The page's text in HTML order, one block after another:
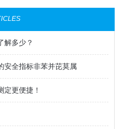
解多少？
安全指标非苯并芘莫属
定更便捷！